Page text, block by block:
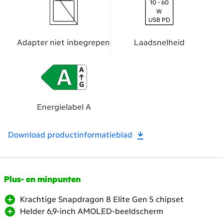
Adapter niet inbegrepen
10 - 60
W
USB PD
Laadsnelheid
Energielabel A
Download productinformatieblad
Scroll
beneden.
Heropen
Plus- en minpunten
Krachtige Snapdragon 8 Elite Gen 5 chipset
Helder 6,9-inch AMOLED-beeldscherm